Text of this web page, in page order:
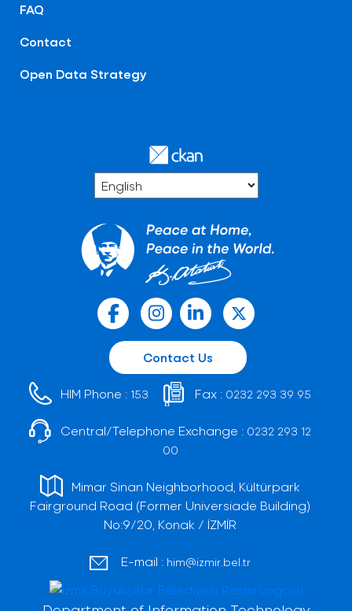
FAQ
Contact
Open Data Strategy
Contact Us
HIM Phone : 153 Fax : 0232 293 39 95
Central/Telephone Exchange : 0232 293 12
00
Mimar Sinan Neighborhood, Kültürpark
Fairground Road (Former Universiade Building)
No:9/20, Konak / İZMİR
E-mail : him@izmir.bel.tr